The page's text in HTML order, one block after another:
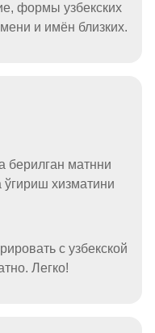
формы узбекских
и имён близких.
берилган матнни
ўгириш хизматини
с узбекской
Легко!